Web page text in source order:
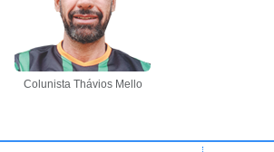
Colunista Thávios Mello